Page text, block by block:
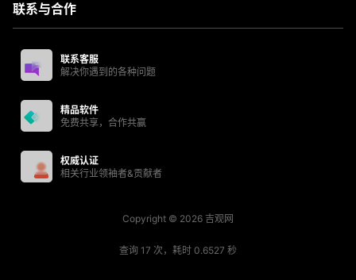
联系与合作
联系客服
解决你遇到的各种问题
精品软件
免费共享，合作共赢
权威认证
相关行业领袖者&贡献者
Copyright © 2026 吉观网
查询 17 次，耗时 0.6527 秒